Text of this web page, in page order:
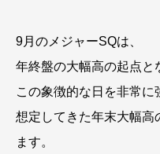
9月のメジャーSQは、
年終盤の大幅高の起点と
この象徴的な日を非常に
想定してきた年末大幅高
ます。